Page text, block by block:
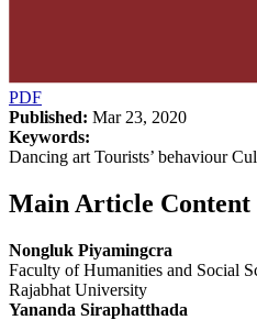
PDF
Published: Mar 23, 2020
Keywords:
Dancing art Tourists’ behaviour
Main Article Content
Nongluk Piyamingcra
Faculty of Humanities and Social
Rajabhat University
Yananda Siraphatthada